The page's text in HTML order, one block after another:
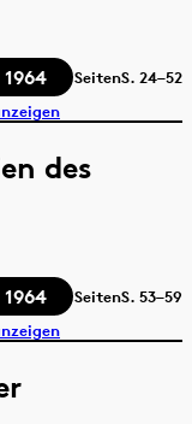
1964 SeitenS. 24–52
des
1964 SeitenS. 53–59